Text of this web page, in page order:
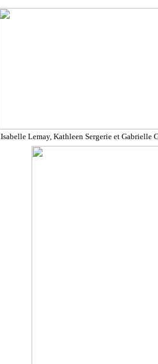
Isabelle Lemay, Kathleen Sergerie et Gabrielle